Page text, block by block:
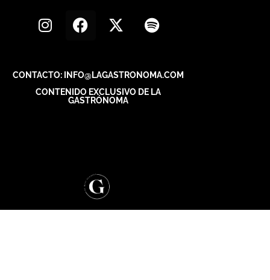
CONTACTO: INFO@LAGASTRONOMA.COM
CONTENIDO EXCLUSIVO DE LA
GASTRÓNOMA